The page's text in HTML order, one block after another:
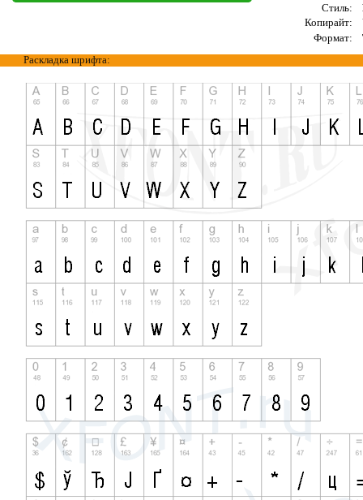
Стиль:
Копирайт:
Формат:
Раскладка шрифта: